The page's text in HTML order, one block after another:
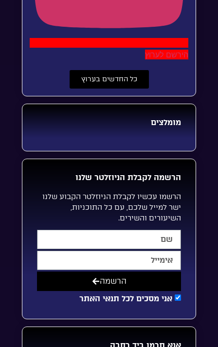
הירשם לערוץ
כל החדשים בערוץ
מומלצים
הרשמה לקבלת הניוזלטר שלנו
הרשמו עכשיו לקבלת הניוזלטר הקבוע שלנו
ישר למייל שלכם, עם כל התוכניות,
השיעורים והשירים.
אני מסכים לכל תנאי האתר
הרשמה